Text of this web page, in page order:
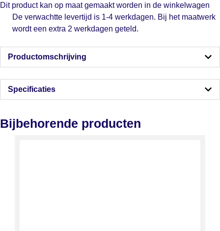
Dit product kan op maat gemaakt worden in de winkelwagen
De verwachtte levertijd is 1-4 werkdagen. Bij het maatwerk
wordt een extra 2 werkdagen geteld.
Productomschrijving
Specificaties
Bijbehorende producten